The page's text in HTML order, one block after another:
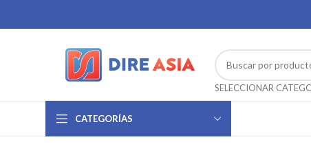
CATEGORÍAS